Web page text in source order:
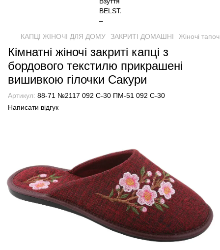
КАПЦІ ЖІНОЧІ ДЛЯ ДОМУ ЗАКРИТІ ДОМАШНІ Жіночі
Кімнатні жіночі закриті капці з
бордового текстилю прикрашені
вишивкою гілочки Сакури
Артикул: 88-71 №2117 092 С-30 ПМ-51 092 С-30
Написати відгук